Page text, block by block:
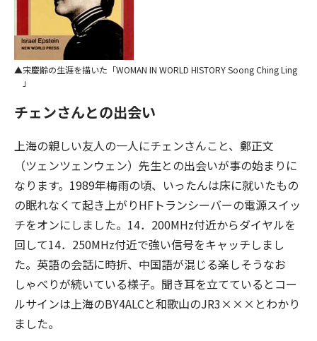
宋慶齢の生涯を描いた「WOMAN IN WORLD HISTORY Soong Ching Ling
」
チェンさんとの出会い
上海の親しい友人の一人にチェンさんこと、鄭正文
（ツェンツェンウェン）先生との出会いが事の始まりに
なります。1989年梅雨の頃、いったんは床に就いたもの
の眠れなくて起き上がりHFトランシーバーの電源スイッ
チをオンにしました。14．200MHz付近からダイヤルを
回して14．250MHz付近で強い信号をキャッチしまし
た。英語の会話に時折、中国語が混じる楽しそうなお
しゃべりが続いている様子。聞き耳を立てているとコー
ルサインは上海のBY4ALCと和歌山のJR3×××とわかり
ました。